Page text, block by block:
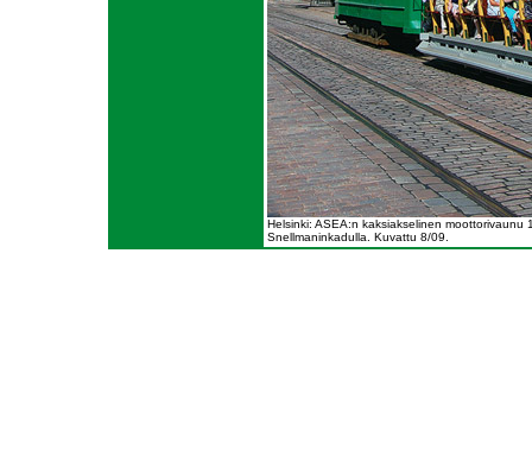
Helsinki: ASEA:n kaksiakselinen
Snellmaninkadulla. Kuvattu 8/09.